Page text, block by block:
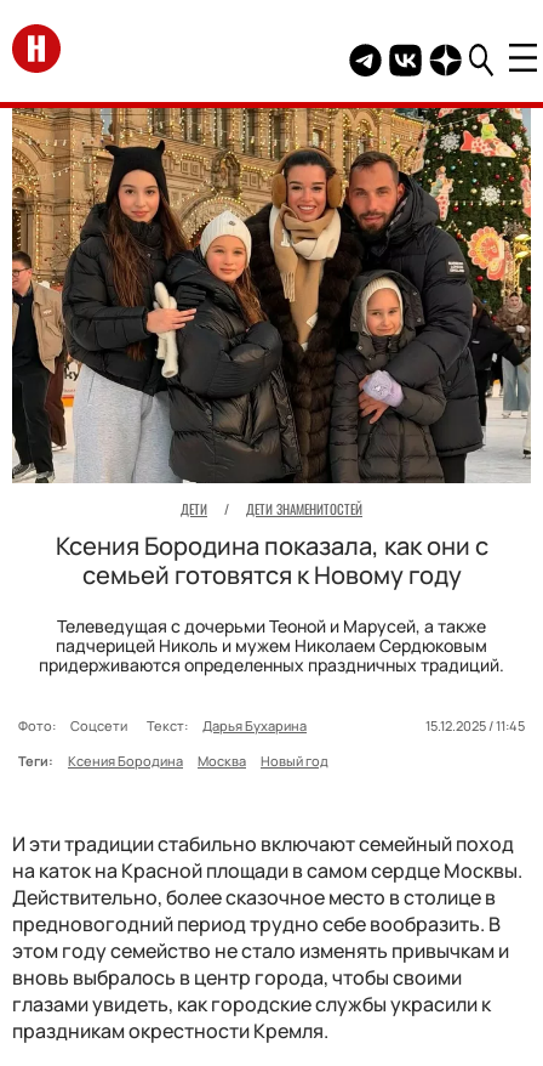
Перейти на главную
Telegram канал
Группа HELLO
Канал
ДЕТИ / ДЕТИ ЗНАМЕНИТОСТЕЙ
Ксения Бородина показала, как они с
семьей готовятся к Новому году
Телеведущая с дочерьми Теоной и Марусей, а также
падчерицей Николь и мужем Николаем Сердюковым
придерживаются определенных праздничных традиций.
Фото: Соцсети Текст: Дарья Бухарина
15.12.2025 / 11:45
Теги:
Ксения Бородина Москва Новый год
И эти традиции стабильно включают семейный поход
на каток на Красной площади в самом сердце Москвы.
Действительно, более сказочное место в столице в
предновогодний период трудно себе вообразить. В
этом году семейство не стало изменять привычкам и
вновь выбралось в центр города, чтобы своими
глазами увидеть, как городские службы украсили к
праздникам окрестности Кремля.